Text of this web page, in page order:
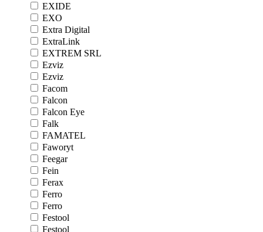
EXIDE
EXO
Extra Digital
ExtraLink
EXTREM SRL
Ezviz
Ezviz
Facom
Falcon
Falcon Eye
Falk
FAMATEL
Faworyt
Feegar
Fein
Ferax
Ferro
Ferro
Festool
Festool